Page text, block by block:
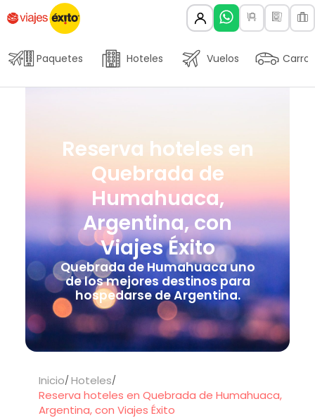
Paquetes Hoteles Vuelos Carros
Reserva hoteles en
Quebrada de
Humahuaca,
Argentina, con
Viajes Éxito
Quebrada de Humahuaca uno
de los mejores destinos para
hospedarse de Argentina.
Inicio Hoteles
Reserva hoteles en Quebrada de Humahuaca,
Argentina, con Viajes Éxito